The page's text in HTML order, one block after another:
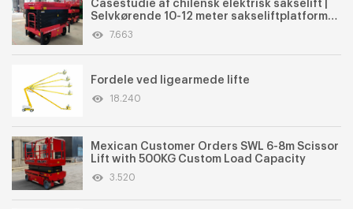
Casestudie af chilensk elektrisk sakselift |
Selvkørende 10-12 meter sakseliftplatforme
til udlejningsmarkedet
7.663
Fordele ved ligearmede lifte
18.240
Mexican Customer Orders SWL 6-8m Scissor
Lift with 500KG Custom Load Capacity
3.520